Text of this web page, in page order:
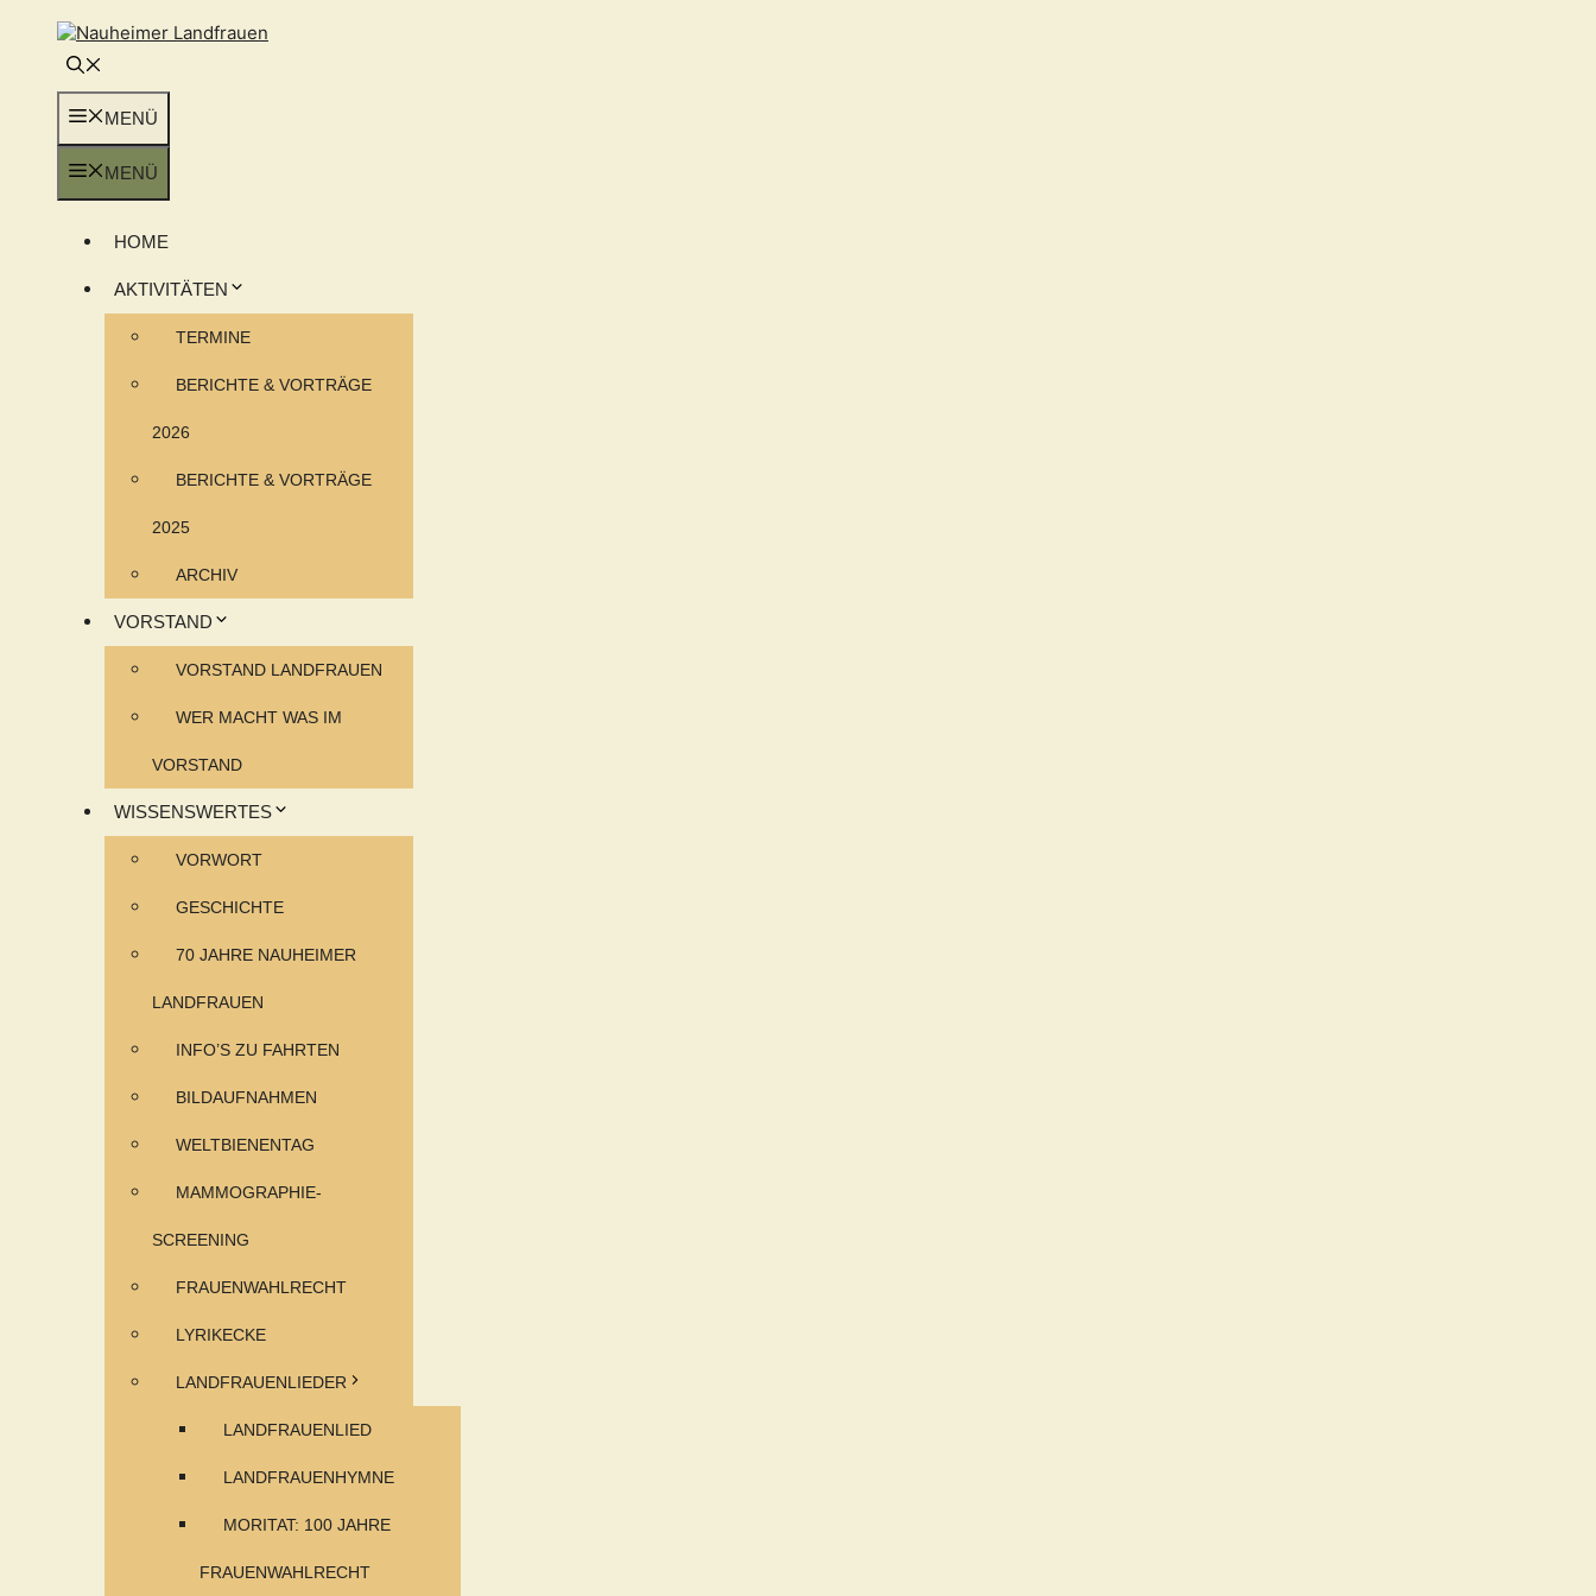
springen
MENÜ
MENÜ
HOME
AKTIVITÄTEN
TERMINE
BERICHTE & VORTRÄGE
2026
BERICHTE & VORTRÄGE
2025
ARCHIV
VORSTAND
VORSTAND LANDFRAUEN
WER MACHT WAS IM
VORSTAND
WISSENSWERTES
VORWORT
GESCHICHTE
70 JAHRE NAUHEIMER
LANDFRAUEN
INFO’S ZU FAHRTEN
BILDAUFNAHMEN
WELTBIENENTAG
MAMMOGRAPHIE-
SCREENING
FRAUENWAHLRECHT
LYRIKECKE
LANDFRAUENLIEDER
LANDFRAUENLIED
LANDFRAUENHYMNE
MORITAT: 100 JAHRE
FRAUENWAHLRECHT